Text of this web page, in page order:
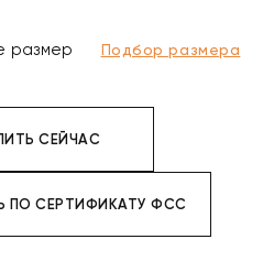
размер Подбор размера
СЕЙЧАС
ПО СЕРТИФИКАТУ ФСС